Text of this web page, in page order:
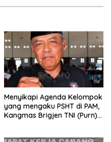
Menyikapi Agenda Kelompok
yang mengaku PSHT di PAM,
Kangmas Brigjen TNI (Purn)